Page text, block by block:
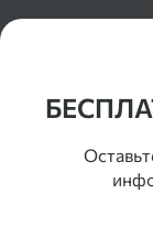
Контакты